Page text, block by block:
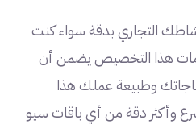
التجاري بدقة سواء كنت
هذا التخصيص يضمن أن
وطبيعة عملك هذا
وأكثر دقة من أي باقات سيو